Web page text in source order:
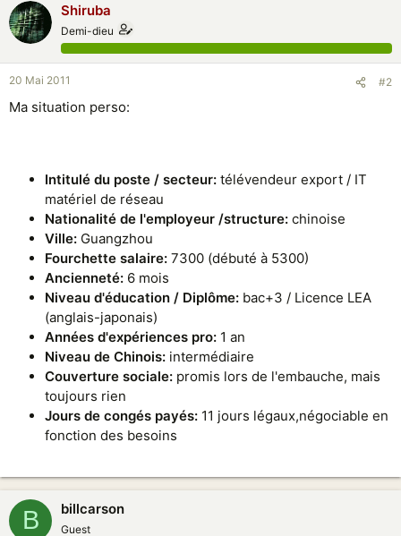
Shiruba
Demi-dieu
20 Mai 2011 #2
Ma situation perso:
Intitulé du poste / secteur: télévendeur export / IT
matériel de réseau
Nationalité de l'employeur /structure: chinoise
Ville: Guangzhou
Fourchette salaire: 7300 (débuté à 5300)
Ancienneté: 6 mois
Niveau d'éducation / Diplôme: bac+3 / Licence LEA
(anglais-japonais)
Années d'expériences pro: 1 an
Niveau de Chinois: intermédiaire
Couverture sociale: promis lors de l'embauche, mais
toujours rien
Jours de congés payés: 11 jours légaux,négociable en
fonction des besoins
B billcarson
Guest